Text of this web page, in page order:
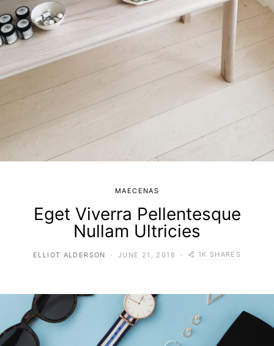
MAECENAS
Eget Viverra Pellentesque
Nullam Ultricies
ELLIOT ALDERSON JUNE 21, 2018 1K SHARES